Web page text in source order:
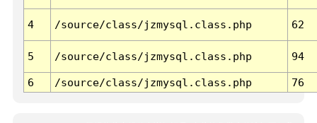
4 /source/class/jzmysql.class.php 62
5 /source/class/jzmysql.class.php 94
6 /source/class/jzmysql.class.php 76